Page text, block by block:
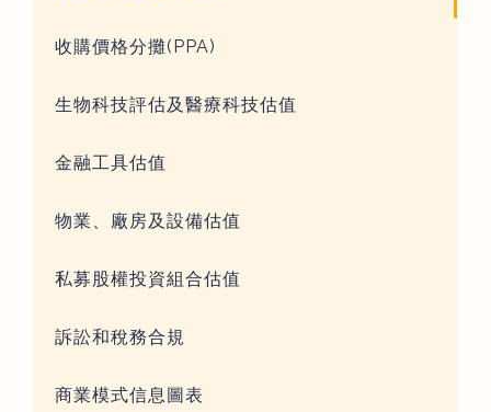
收購價格分攤(PPA)
生物科技評估及醫療科技估值
金融工具估值
物業、廠房及設備估值
私募股權投資組合估值
訴訟和稅務合規
商業模式信息圖表